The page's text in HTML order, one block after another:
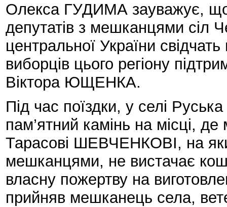
Олекса ГУДИМА зауважує, що
депутатів з мешканцями сіл
центральної України
виборців цього регіону
Віктора ЮЩЕНКА.
Під час поїздки, у селі
пам’ятний камінь на місці,
Тарасові ШЕВЧЕНКОВІ, на
мешканцями, не вистачає
власну пожертву на
прийняв мешканець села,